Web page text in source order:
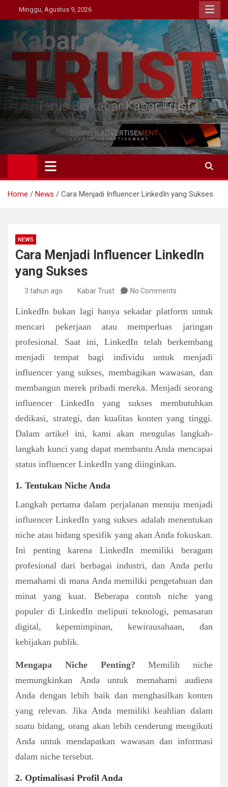
to
content
Minggu, Agustus 9, 2026
Kabar Trust
Terus Berkabar Kabar Trust
Home News Cara Menjadi Influencer LinkedIn yang Sukses
NEWS
Cara Menjadi Influencer LinkedIn
yang Sukses
3 tahun ago Kabar Trust No Comments
LinkedIn bukan lagi hanya sekadar platform untuk
mencari pekerjaan atau memperluas jaringan
profesional. Saat ini, LinkedIn telah berkembang
menjadi tempat bagi individu untuk menjadi
influencer yang sukses, membagikan wawasan, dan
membangun merek pribadi mereka. Menjadi seorang
influencer LinkedIn yang sukses membutuhkan
dedikasi, strategi, dan kualitas konten yang tinggi.
Dalam artikel ini, kami akan mengulas langkah-
langkah kunci yang dapat membantu Anda mencapai
status influencer LinkedIn yang diinginkan.
1. Tentukan Niche Anda
Langkah pertama dalam perjalanan menuju menjadi
influencer LinkedIn yang sukses adalah menentukan
niche atau bidang spesifik yang akan Anda fokuskan.
Ini penting karena LinkedIn memiliki beragam
profesional dari berbagai industri, dan Anda perlu
memahami di mana Anda memiliki pengetahuan dan
minat yang kuat. Beberapa contoh niche yang
populer di LinkedIn meliputi teknologi, pemasaran
digital, kepemimpinan, kewirausahaan, dan
kebijakan publik.
Mengapa Niche Penting? Memilih niche
memungkinkan Anda untuk memahami audiens
Anda dengan lebih baik dan menghasilkan konten
yang relevan. Jika Anda memiliki keahlian dalam
suatu bidang, orang akan lebih cenderung mengikuti
Anda untuk mendapatkan wawasan dan informasi
dalam niche tersebut.
2. Optimalisasi Profil Anda